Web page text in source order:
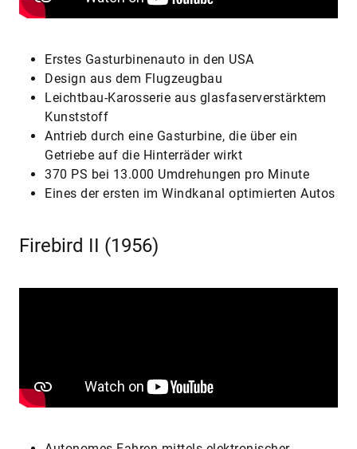
Erstes Gasturbinenauto in den USA
Design aus dem Flugzeugbau
Leichtbau-Karosserie aus glasfaserverstärktem
Kunststoff
Antrieb durch eine Gasturbine, die über ein
Getriebe auf die Hinterräder wirkt
370 PS bei 13.000 Umdrehungen pro Minute
Eines der ersten im Windkanal optimierten Autos
Firebird II (1956)